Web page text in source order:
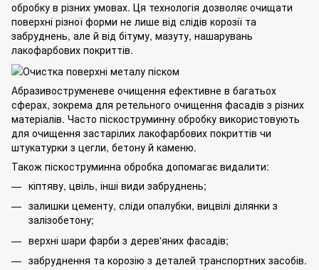
обробку в різних умовах. Ця технологія дозволяє очищати
поверхні різної форми не лише від слідів корозії та
забруднень, але й від бітуму, мазуту, нашарувань
лакофарбових покриттів.
Абразивоструменеве очищення ефективне в багатьох
сферах, зокрема для ретельного очищення фасадів з різних
матеріалів. Часто піскоструминну обробку використовують
для очищення застарілих лакофарбових покриттів чи
штукатурки з цегли, бетону й каменю.
Також піскоструминна обробка допомагає видалити:
кіптяву, цвіль, інші види забруднень;
залишки цементу, сліди опалубки, вицвілі ділянки з
залізобетону;
верхні шари фарби з дерев'яних фасадів;
забруднення та корозію з деталей транспортних засобів.